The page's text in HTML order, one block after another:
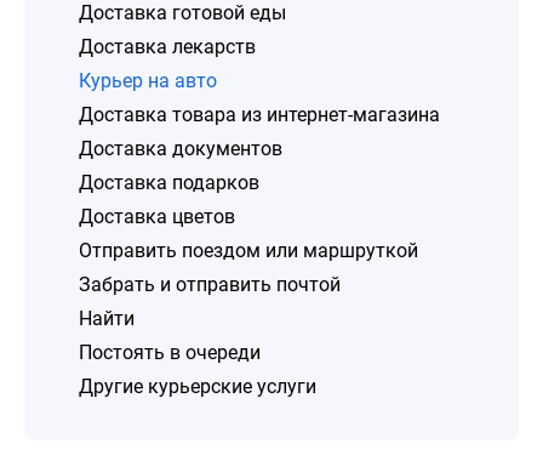
Доставка готовой еды
Доставка лекарств
Курьер на авто
Доставка товара из интернет-магазина
Доставка документов
Доставка подарков
Доставка цветов
Отправить поездом или маршруткой
Забрать и отправить почтой
Найти
Постоять в очереди
Другие курьерские услуги